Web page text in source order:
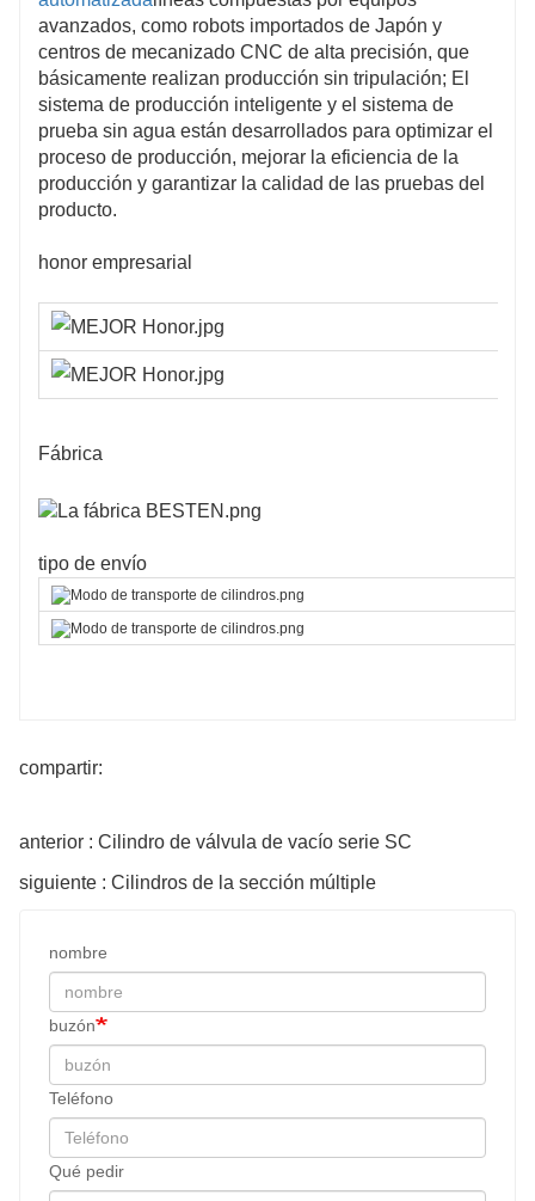
avanzados, como robots importados de Japón y
centros de mecanizado CNC de alta precisión, que
básicamente realizan producción sin tripulación; El
sistema de producción inteligente y el sistema de
prueba sin agua están desarrollados para optimizar el
proceso de producción, mejorar la eficiencia de la
producción y garantizar la calidad de las pruebas del
producto.
honor empresarial
Fábrica
tipo de envío
compartir:
anterior : Cilindro de válvula de vacío serie SC
siguiente : Cilindros de la sección múltiple
nombre
buzón
Teléfono
Qué pedir